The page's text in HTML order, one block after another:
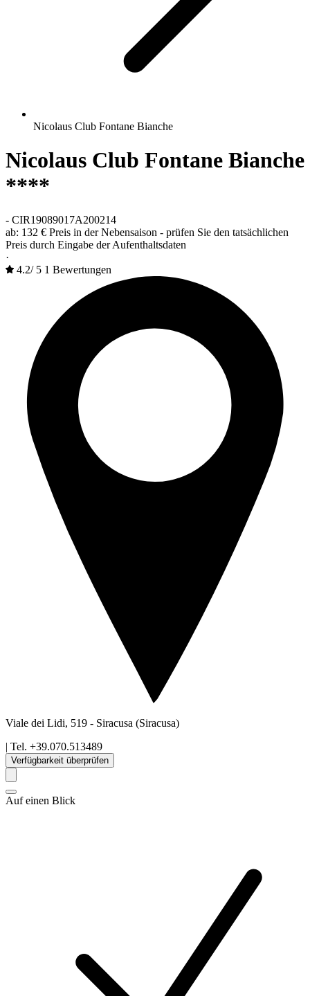
Nicolaus Club Fontane Bianche
Nicolaus Club Fontane Bianche
****
- CIR19089017A200214
ab: 132 € Preis in der Nebensaison - prüfen Sie den tatsächlichen
Preis durch Eingabe der Aufenthaltsdaten
·
4.2/ 5 1 Bewertungen
Viale dei Lidi, 519 - Siracusa (Siracusa)
| Tel. +39.070.513489
Verfügbarkeit überprüfen
Auf einen Blick